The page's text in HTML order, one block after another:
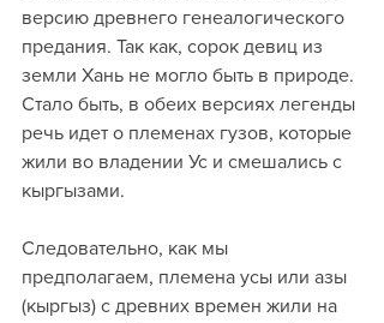
версию древнего генеалогического
предания. Так как, сорок девиц из
земли Хань не могло быть в природе.
Стало быть, в обеих версиях легенды
речь идет о племенах гузов, которые
жили во владении Ус и смешались с
кыргызами.
Следовательно, как мы
предполагаем, племена усы или азы
(кыргыз) с древних времен жили на